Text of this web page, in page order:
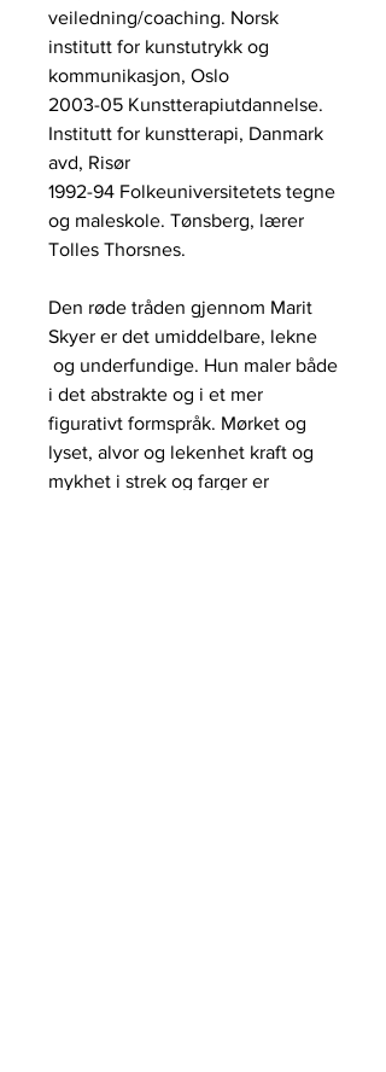
veiledning/coaching. Norsk
institutt for kunstutrykk og
kommunikasjon, Oslo
2003-05 Kunstterapiutdannelse.
Institutt for kunstterapi, Danmark
avd, Risør
1992-94 Folkeuniversitetets tegne
og maleskole. Tønsberg, lærer
Tolles Thorsnes.
Den røde tråden gjennom Marit
Skyer er det umiddelbare, lekne
og underfundige. Hun maler både
i det abstrakte og i et mer
figurativt formspråk. Mørket og
lyset, alvor og lekenhet kraft og
mykhet i strek og farger er